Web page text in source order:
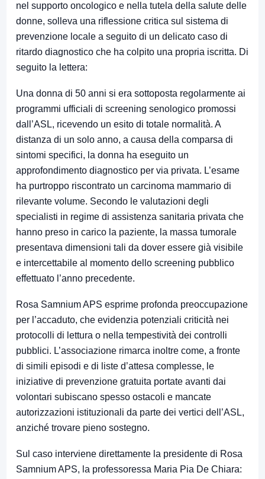
nel supporto oncologico e nella tutela della salute delle
donne, solleva una riflessione critica sul sistema di
prevenzione locale a seguito di un delicato caso di
ritardo diagnostico che ha colpito una propria iscritta. Di
seguito la lettera:
Una donna di 50 anni si era sottoposta regolarmente ai
programmi ufficiali di screening senologico promossi
dall’ASL, ricevendo un esito di totale normalità. A
distanza di un solo anno, a causa della comparsa di
sintomi specifici, la donna ha eseguito un
approfondimento diagnostico per via privata. L’esame
ha purtroppo riscontrato un carcinoma mammario di
rilevante volume. Secondo le valutazioni degli
specialisti in regime di assistenza sanitaria privata che
hanno preso in carico la paziente, la massa tumorale
presentava dimensioni tali da dover essere già visibile
e intercettabile al momento dello screening pubblico
effettuato l’anno precedente.
Rosa Samnium APS esprime profonda preoccupazione
per l’accaduto, che evidenzia potenziali criticità nei
protocolli di lettura o nella tempestività dei controlli
pubblici. L’associazione rimarca inoltre come, a fronte
di simili episodi e di liste d’attesa complesse, le
iniziative di prevenzione gratuita portate avanti dai
volontari subiscano spesso ostacoli e mancate
autorizzazioni istituzionali da parte dei vertici dell’ASL,
anziché trovare pieno sostegno.
Sul caso interviene direttamente la presidente di Rosa
Samnium APS, la professoressa Maria Pia De Chiara: